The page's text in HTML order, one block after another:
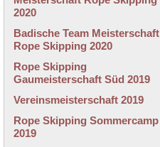
2020
Badische Team Meisterschaft
Rope Skipping 2020
Rope Skipping
Gaumeisterschaft Süd 2019
Vereinsmeisterschaft 2019
Rope Skipping Sommercamp
2019